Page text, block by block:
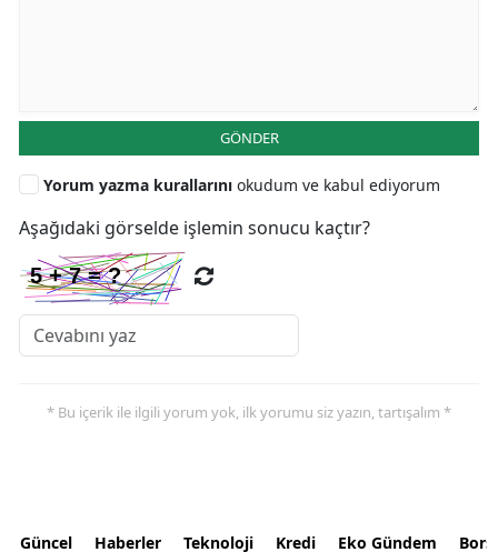
GÖNDER
Yorum yazma kurallarını okudum ve kabul ediyorum
Aşağıdaki görselde işlemin sonucu kaçtır?
* Bu içerik ile ilgili yorum yok, ilk yorumu siz yazın, tartışalım *
Güncel Haberler Teknoloji Kredi Eko Gündem